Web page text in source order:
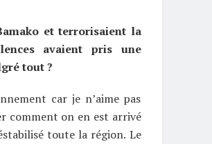
et terrorisaient la
avaient pris une
tout ?
car je n’aime pas
comment on en est arrivé
toute la région. Le